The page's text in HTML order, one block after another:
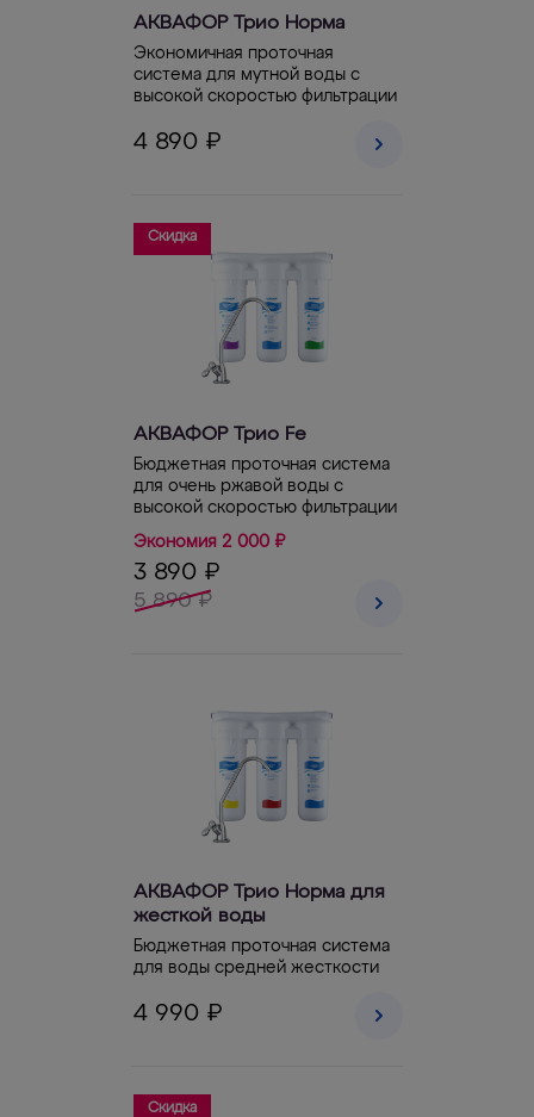
АКВАФОР Трио Норма
Экономичная проточная
система для мутной воды с
высокой скоростью фильтрации
4 890 ₽
Скидка
АКВАФОР Трио Fe
Бюджетная проточная система
для очень ржавой воды с
высокой скоростью фильтрации
Экономия 2 000 ₽
3 890 ₽
5 890 ₽
АКВАФОР Трио Норма для
жесткой воды
Бюджетная проточная система
для воды средней жесткости
4 990 ₽
Скидка